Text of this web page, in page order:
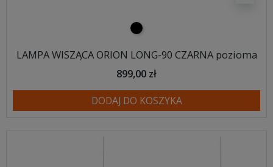
czarny
LAMPA WISZĄCA ORION LONG-90 CZARNA pozioma
899,00 zł
DODAJ DO KOSZYKA